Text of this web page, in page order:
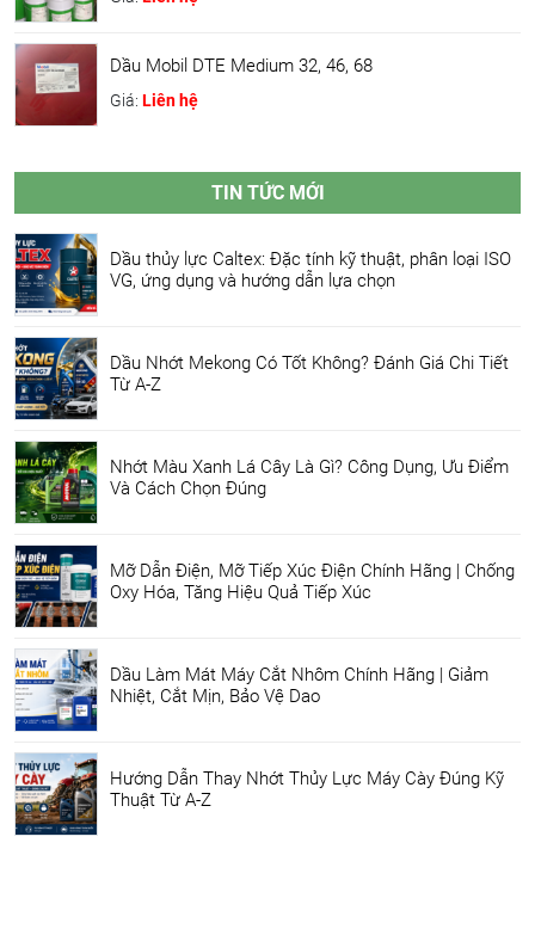
Dầu Mobil DTE Medium 32, 46, 68
Giá: Liên hệ
TIN TỨC MỚI
Dầu thủy lực Caltex: Đặc tính kỹ thuật, phân loại ISO
VG, ứng dụng và hướng dẫn lựa chọn
Dầu Nhớt Mekong Có Tốt Không? Đánh Giá Chi Tiết
Từ A-Z
Nhớt Màu Xanh Lá Cây Là Gì? Công Dụng, Ưu Điểm
Và Cách Chọn Đúng
Mỡ Dẫn Điện, Mỡ Tiếp Xúc Điện Chính Hãng | Chống
Oxy Hóa, Tăng Hiệu Quả Tiếp Xúc
Dầu Làm Mát Máy Cắt Nhôm Chính Hãng | Giảm
Nhiệt, Cắt Mịn, Bảo Vệ Dao
Hướng Dẫn Thay Nhớt Thủy Lực Máy Cày Đúng Kỹ
Thuật Từ A-Z